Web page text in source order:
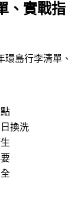
、實戰指
島行李清單、
換洗